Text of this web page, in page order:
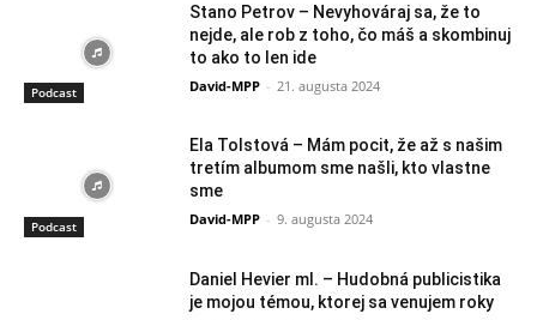
Podcast
Stano Petrov – Nevyhováraj sa, že to
nejde, ale rob z toho, čo máš a skombinuj
to ako to len ide
David-MPP - 21. augusta 2024
Podcast
Ela Tolstová – Mám pocit, že až s našim
tretím albumom sme našli, kto vlastne
sme
David-MPP - 9. augusta 2024
Daniel Hevier ml. – Hudobná publicistika
je mojou témou, ktorej sa venujem roky